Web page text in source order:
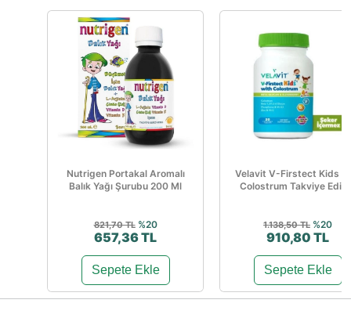
Nutrigen Portakal Aromalı
Balık Yağı Şurubu 200 Ml
821,70 TL %20
657,36 TL
Sepete Ekle
Velavit V-Firstect Kids
Colostrum Takviye
1.138,50 TL %20
910,80 TL
Sepete Ekle